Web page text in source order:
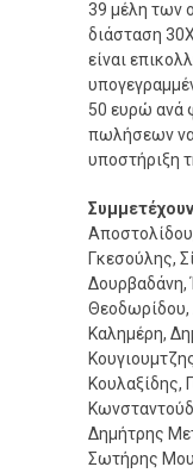
39 μέλη των
διάσταση
είναι
50 ευρώ ανά
πωλήσεων να
υποστήριξη
Γκεσούλης,
Θεοδωρίδου,
Καλημέρη,
Κουλαξίδης,
Δημήτρης
Σωτήρης